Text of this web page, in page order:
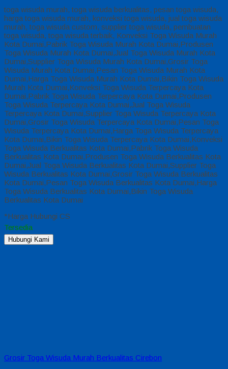
toga wisuda murah, toga wisuda berkualitas, pesan toga wisuda,
harga toga wisuda murah, konveksi toga wisuda, jual toga wisuda
murah, toga wisuda custom, supplier toga wisuda, pembuatan
toga wisuda, toga wisuda terbaik, Konveksi Toga Wisuda Murah
Kota Dumai,Pabrik Toga Wisuda Murah Kota Dumai,Produsen
Toga Wisuda Murah Kota Dumai,Jual Toga Wisuda Murah Kota
Dumai,Supplier Toga Wisuda Murah Kota Dumai,Grosir Toga
Wisuda Murah Kota Dumai,Pesan Toga Wisuda Murah Kota
Dumai,Harga Toga Wisuda Murah Kota Dumai,Bikin Toga Wisuda
Murah Kota Dumai,Konveksi Toga Wisuda Terpercaya Kota
Dumai,Pabrik Toga Wisuda Terpercaya Kota Dumai,Produsen
Toga Wisuda Terpercaya Kota Dumai,Jual Toga Wisuda
Terpercaya Kota Dumai,Supplier Toga Wisuda Terpercaya Kota
Dumai,Grosir Toga Wisuda Terpercaya Kota Dumai,Pesan Toga
Wisuda Terpercaya Kota Dumai,Harga Toga Wisuda Terpercaya
Kota Dumai,Bikin Toga Wisuda Terpercaya Kota Dumai,Konveksi
Toga Wisuda Berkualitas Kota Dumai,Pabrik Toga Wisuda
Berkualitas Kota Dumai,Produsen Toga Wisuda Berkualitas Kota
Dumai,Jual Toga Wisuda Berkualitas Kota Dumai,Supplier Toga
Wisuda Berkualitas Kota Dumai,Grosir Toga Wisuda Berkualitas
Kota Dumai,Pesan Toga Wisuda Berkualitas Kota Dumai,Harga
Toga Wisuda Berkualitas Kota Dumai,Bikin Toga Wisuda
Berkualitas Kota Dumai
*Harga Hubungi CS
Tersedia
Hubungi Kami
Grosir Toga Wisuda Murah Berkualitas Cirebon